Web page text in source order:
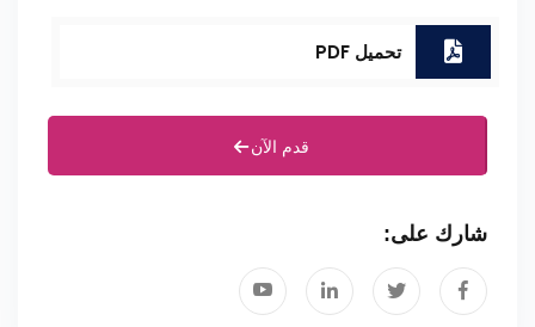
تحميل PDF
قدم الآن
شارك على: